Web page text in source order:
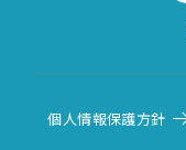
個人情報保護方針